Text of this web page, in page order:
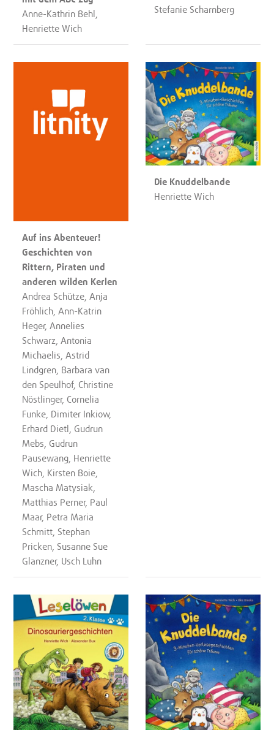
Anne-Kathrin Behl,
Henriette Wich
Stefanie Scharnberg
Auf ins Abenteuer!
Geschichten von
Rittern, Piraten und
anderen wilden Kerlen
Andrea Schütze, Anja
Fröhlich, Ann-Katrin
Heger, Annelies
Schwarz, Antonia
Michaelis, Astrid
Lindgren, Barbara van
den Speulhof, Christine
Nöstlinger, Cornelia
Funke, Dimiter Inkiow,
Erhard Dietl, Gudrun
Mebs, Gudrun
Pausewang, Henriette
Wich, Kirsten Boie,
Mascha Matysiak,
Matthias Perner, Paul
Maar, Petra Maria
Schmitt, Stephan
Pricken, Susanne Sue
Glanzner, Usch Luhn
Die Knuddelbande
Henriette Wich